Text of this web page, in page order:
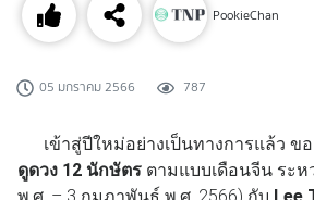
PookieChan
05 มกราคม 2566 787
เข้าสู่ปีใหม่อย่างเป็นทางการแล้ว ข
ดูดวง 12 นักษัตร ตามแบบเดือนจีน ระ